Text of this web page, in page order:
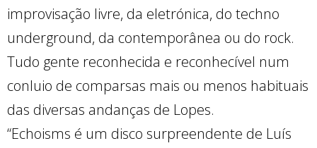
improvisação livre, da eletrónica, do techno
underground, da contemporânea ou do rock.
Tudo gente reconhecida e reconhecível num
conluio de comparsas mais ou menos habituais
das diversas andanças de Lopes.
“Echoisms é um disco surpreendente de Luís